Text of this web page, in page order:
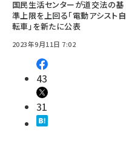
国民生活センターが道交法の基
準上限を上回る「電動アシスト自
転車」を新たに公表
2023年9月11日 7:02
43
31